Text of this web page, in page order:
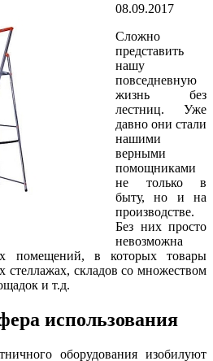
08.09.2017
Сложно
представить
нашу
повседневную
жизнь без
лестниц. Уже
давно они стали
нашими
верными
помощниками
не только в
быту, но и на
производстве.
Без них просто
невозможна
помещений, в которых товары
стеллажах, складов со множеством
и т.д.
использования
оборудования изобилуют